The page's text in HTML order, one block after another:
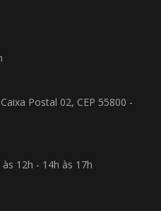
Postal 02, CEP 55800 -
12h - 14h às 17h